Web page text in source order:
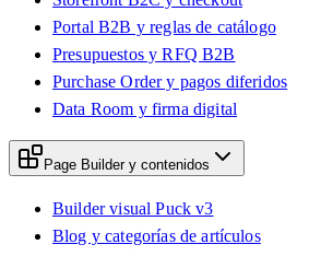
Portal B2B y reglas de catálogo
Presupuestos y RFQ B2B
Purchase Order y pagos diferidos
Data Room y firma digital
Page Builder y contenidos
Builder visual Puck v3
Blog y categorías de artículos